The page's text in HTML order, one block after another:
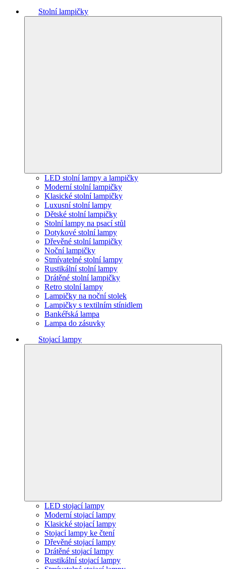
Stolní lampičky
LED stolní lampy a lampičky
Moderní stolní lampičky
Klasické stolní lampičky
Luxusní stolní lampy
Dětské stolní lampičky
Stolní lampy na psací stůl
Dotykové stolní lampy
Dřevěné stolní lampičky
Noční lampičky
Stmívatelné stolní lampy
Rustikální stolní lampy
Drátěné stolní lampičky
Retro stolní lampy
Lampičky na noční stolek
Lampičky s textilním stínidlem
Bankéřská lampa
Lampa do zásuvky
Stojací lampy
LED stojací lampy
Moderní stojací lampy
Klasické stojací lampy
Stojací lampy ke čtení
Dřevěné stojací lampy
Drátěné stojací lampy
Rustikální stojací lampy